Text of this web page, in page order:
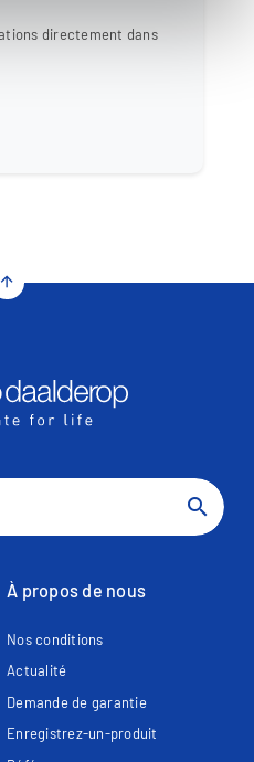
directement dans
arrow_upward
search
À propos de nous
Nos conditions
Actualité
Demande de garantie
Enregistrez-un-produit